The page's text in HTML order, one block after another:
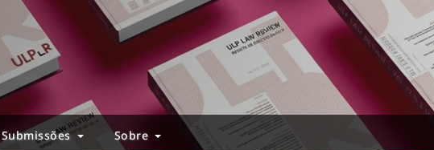
Submissões Sobre